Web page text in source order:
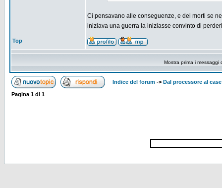
Ci pensavano alle conseguenze, e dei morti se
iniziava una guerra la iniziasse convinto di
Top
Mostra prima i messaggi
Indice del forum -> Dal processore al case
Pagina 1 di 1